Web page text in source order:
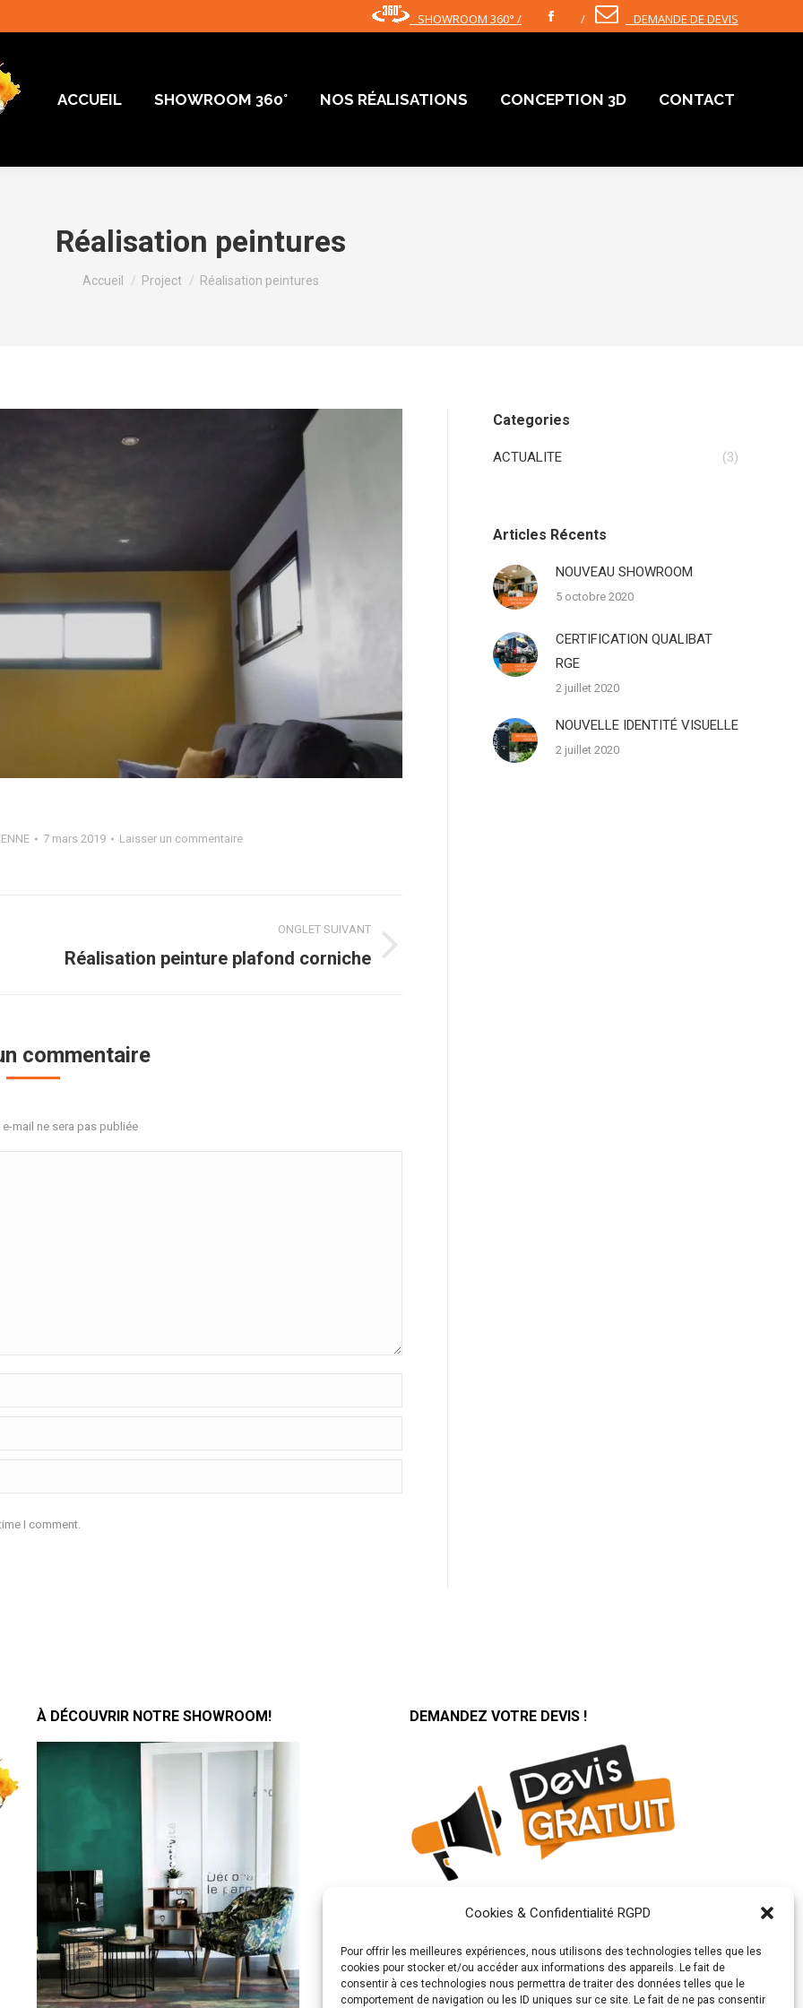
Cookies & Confidentialité RGPD
Pour offrir les meilleures expériences, nous utilisons des technologies telles que les
cookies pour stocker et/ou accéder aux informations des appareils. Le fait de
consentir à ces technologies nous permettra de traiter des données telles que le
comportement de navigation ou les ID uniques sur ce site. Le fait de ne pas consentir
SHOWROOM 360° / Facebook
/ DEMANDE DE DEVIS
ACCUEIL SHOWROOM 360° NOS RÉALISATIONS CONCEPTION 3D CONTACT
Réalisation peintures
Vous êtes ici :
Accueil Project Réalisation peintures
7 mars 2019 Laisser un commentaire
ONGLET SUIVANT
Projets
Réalisation peinture plafond corniche
commentaire
mail ne sera pas publiée
I comment.
Categories
ACTUALITE (3)
Articles Récents
NOUVEAU SHOWROOM
5 octobre 2020
CERTIFICATION QUALIBAT
RGE
2 juillet 2020
NOUVELLE IDENTITÉ VISUELLE
2 juillet 2020
À DÉCOUVRIR NOTRE SHOWROOM! DEMANDEZ VOTRE DEVIS !
SUIVEZ TOUTE NOTRE
ACTUALITÉ SUR :